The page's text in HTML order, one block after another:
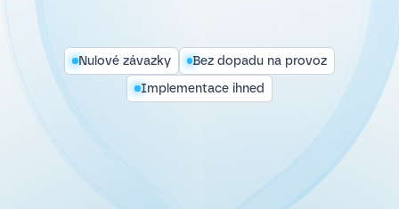
Nulové závazky
Bez dopadu na provoz
Implementace ihned